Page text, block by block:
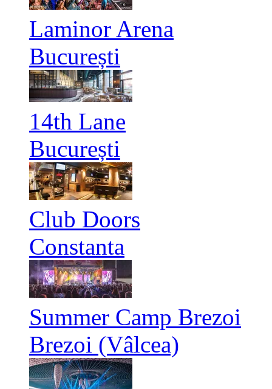
Laminor Arena
București
14th Lane
București
Club Doors
Constanta
Summer Camp Brezoi
Brezoi (Vâlcea)